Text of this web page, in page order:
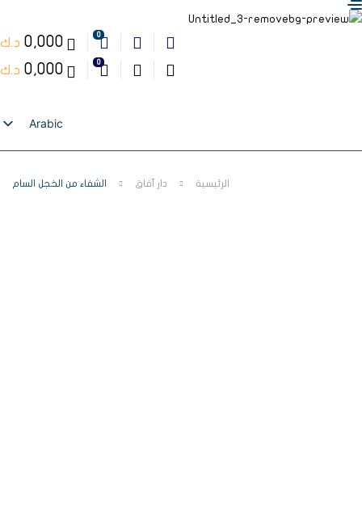
0
0,000 د.ك
0
0,000 د.ك
Arabic
English
الرئيسية دار آفاق الشفاء من الخجل السام